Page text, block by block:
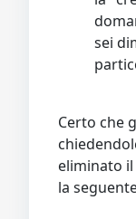
sei
Certo che
eliminato
la